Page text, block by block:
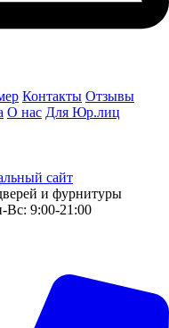
Контакты Отзывы
О нас Для Юр.лиц
сайт
и фурнитуры
Вс: 9:00-21:00